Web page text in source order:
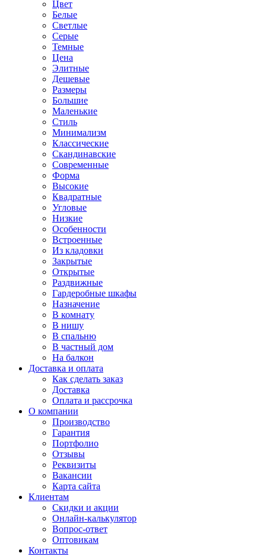
Цвет
Белые
Светлые
Серые
Темные
Цена
Элитные
Дешевые
Размеры
Большие
Маленькие
Стиль
Минимализм
Классические
Скандинавские
Современные
Форма
Высокие
Квадратные
Угловые
Низкие
Особенности
Встроенные
Из кладовки
Закрытые
Открытые
Раздвижные
Гардеробные шкафы
Назначение
В комнату
В нишу
В спальню
В частный дом
На балкон
Доставка и оплата
Как сделать заказ
Доставка
Оплата и рассрочка
О компании
Производство
Гарантия
Портфолио
Отзывы
Реквизиты
Вакансии
Карта сайта
Клиентам
Скидки и акции
Онлайн-калькулятор
Вопрос-ответ
Оптовикам
Контакты